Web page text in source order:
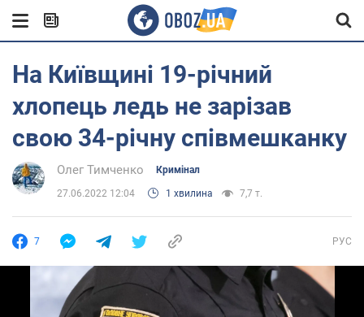
На Київщині 19-річний
хлопець ледь не зарізав
свою 34-річну співмешканку
Олег Тимченко Кримінал
27.06.2022 12:04 1 хвилина 7,7 т.
7 РУС